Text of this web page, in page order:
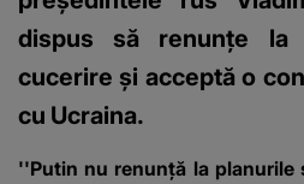
dispus să renunţe la
cucerire şi acceptă o
cu Ucraina.
''Putin nu renunţă la planurile